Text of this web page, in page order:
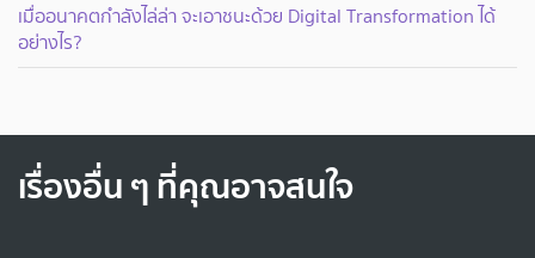
เมื่ออนาคตกำลังไล่ล่า จะเอาชนะด้วย Digital Transformation ได้
อย่างไร?
เรื่องอื่น ๆ ที่คุณอาจสนใจ